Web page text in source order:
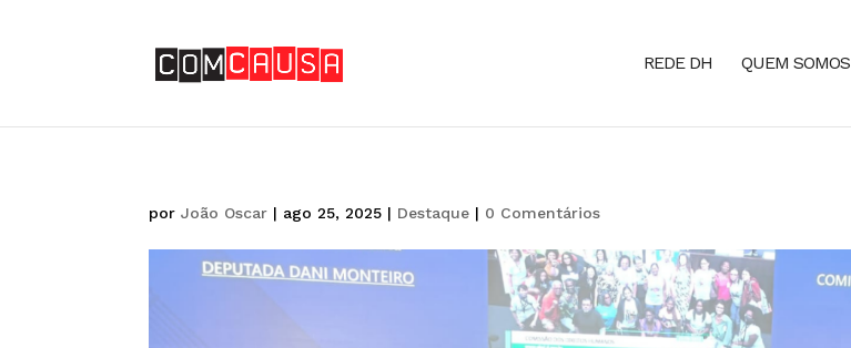
REDE DH QUEM SOMOS
porJoão Oscar | ago 25, 2025 | Destaque | 0 Comentários